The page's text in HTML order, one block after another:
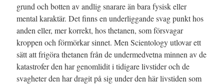
grund och botten av andlig snarare än bara fysisk eller
mental karaktär. Det finns en underliggande svag punkt hos
anden eller, mer korrekt, hos thetanen, som försvagar
kroppen och förmörkar sinnet. Men Scientology utlovar ett
sätt att frigöra thetanen från de undermedvetna minnen av de
katastrofer den har genomlidit i tidigare livstider och de
svagheter den har dragit på sig under den här livstiden som